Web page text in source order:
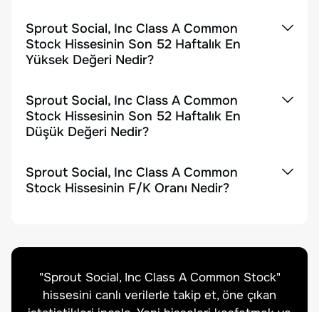
Sprout Social, Inc Class A Common
Stock Hissesinin Son 52 Haftalık En
Yüksek Değeri Nedir?
Sprout Social, Inc Class A Common
Stock Hissesinin Son 52 Haftalık En
Düşük Değeri Nedir?
Sprout Social, Inc Class A Common
Stock Hissesinin F/K Oranı Nedir?
"Sprout Social, Inc Class A Common Stock"
hissesini canlı verilerle takip et, öne çıkan